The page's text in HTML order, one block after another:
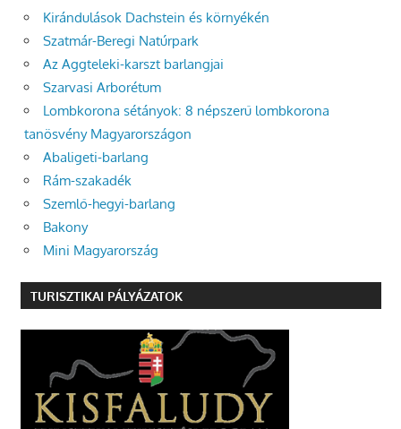
Kirándulások Dachstein és környékén
Szatmár-Beregi Natúrpark
Az Aggteleki-karszt barlangjai
Szarvasi Arborétum
Lombkorona sétányok: 8 népszerű lombkorona
tanösvény Magyarországon
Abaligeti-barlang
Rám-szakadék
Szemlő-hegyi-barlang
Bakony
Mini Magyarország
TURISZTIKAI PÁLYÁZATOK